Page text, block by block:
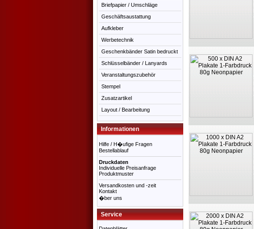
Briefpapier / Umschläge
Geschäftsaustattung
Aufkleber
Werbetechnik
Geschenkbänder Satin bedruckt
Schlüsselbänder / Lanyards
Veranstaltungszubehör
Stempel
Zusatzartikel
Layout / Bearbeitung
Informationen
Hilfe / H�ufige Fragen
Bestellablauf
Druckdaten
Individuelle Preisanfrage
Produktmuster
Versandkosten und -zeit
Kontakt
�ber uns
Service